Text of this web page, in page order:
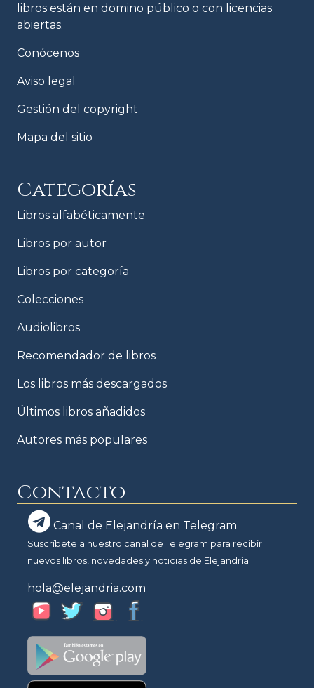
libros están en domino público o con licencias
abiertas.
Conócenos
Aviso legal
Gestión del copyright
Mapa del sitio
Categorías
Libros alfabéticamente
Libros por autor
Libros por categoría
Colecciones
Audiolibros
Recomendador de libros
Los libros más descargados
Últimos libros añadidos
Autores más populares
Contacto
Canal de Elejandría en Telegram
Suscríbete a nuestro canal de Telegram para recibir
nuevos libros, novedades y noticias de Elejandría
hola@elejandria.com